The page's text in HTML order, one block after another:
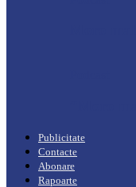
Publicitate
Contacte
Abonare
Rapoarte